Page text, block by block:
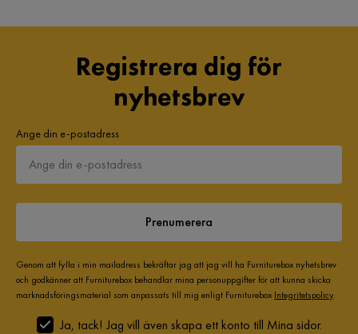
Registrera dig för
nyhetsbrev
Ange din e-postadress
Prenumerera
Genom att fylla i min mailadress bekräftar jag att jag vill ha Furniturebox nyhetsbrev
och godkänner att Furniturebox behandlar mina personuppgifter för att kunna skicka
marknadsföringsmaterial som anpassats till mig enligt Furniturebox Integritetspolicy.
Ja, tack! Jag vill även skapa ett konto till Mina sidor.